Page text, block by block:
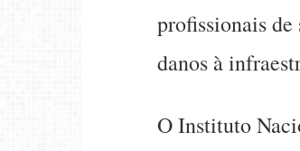
profissionais de
danos à
O Instituto